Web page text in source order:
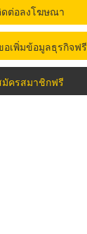
ต่อลงโฆษณา
อเพิ่มข้อมูลธุรกิจฟรี
มัครสมาชิกฟรี